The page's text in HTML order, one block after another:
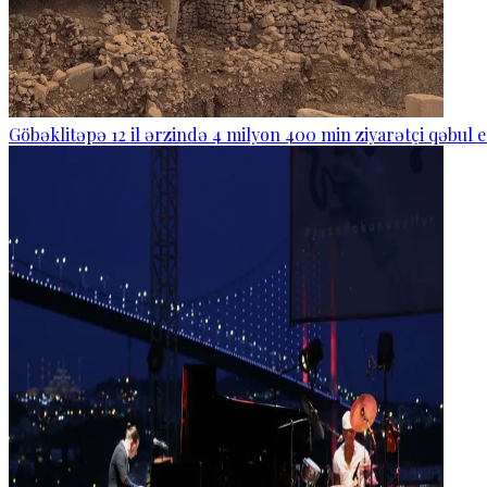
Göbəklitəpə 12 il ərzində 4 milyon 400 min ziyarətçi qəbul